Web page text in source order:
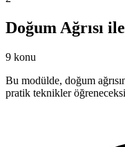
Doğum Ağrısı
9 konu
Bu modülde, doğum
pratik teknikler